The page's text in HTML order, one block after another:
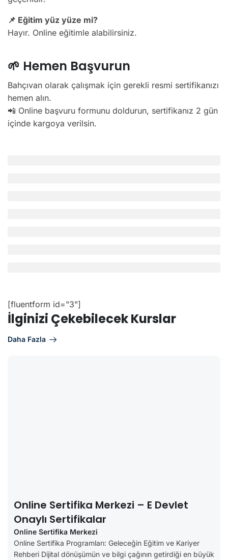
📌 Eğitim yüz yüze mi?
Hayır. Online eğitimle alabilirsiniz.
🌱 Hemen Başvurun
Bahçıvan olarak çalışmak için gerekli resmi sertifikanızı
hemen alın.
📲 Online başvuru formunu doldurun, sertifikanız 2 gün
içinde kargoya verilsin.
[fluentform id="3"]
İlginizi Çekebilecek Kurslar
Daha Fazla
Online Sertifika Merkezi – E Devlet
Onaylı Sertifikalar
Online Sertifika Merkezi
Online Sertifika Programları: Geleceğin Eğitim ve Kariyer
Rehberi Dijital dönüşümün ve bilgi çağının getirdiği en büyük